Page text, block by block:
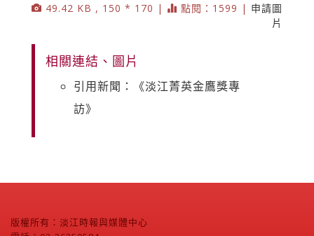
49.42 KB , 150 * 170 | 點閱：1599 | 申請圖
片
相關連結、圖片
引用新聞：《淡江菁英金鷹獎專
訪》
版權所有：淡江時報與媒體中心